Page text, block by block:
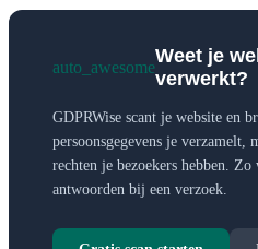
auto_awesome
Weet je
verwerkt?
GDPRWise scant je website en
persoonsgegevens je verzamelt,
rechten je bezoekers hebben.
antwoorden bij een verzoek.